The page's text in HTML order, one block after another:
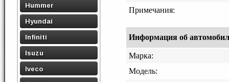
Hummer
Hyundai
Infiniti
Isuzu
Iveco
Примечания:
Информация об
Марка:
Модель: